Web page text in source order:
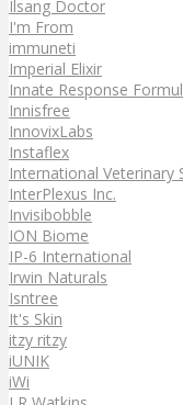
Ilsang Doctor
I'm From
immuneti
Imperial Elixir
Innate Response
Innisfree
InnovixLabs
Instaflex
International Veterinary
InterPlexus Inc.
Invisibobble
ION Biome
IP-6 International
Irwin Naturals
Isntree
It's Skin
itzy ritzy
iUNIK
iWi